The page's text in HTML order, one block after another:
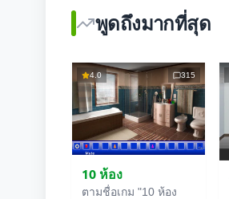
พูดถึงมากที่สุด
4.0 315
10 ห้อง
ตามชื่อเกม "10 ห้อง